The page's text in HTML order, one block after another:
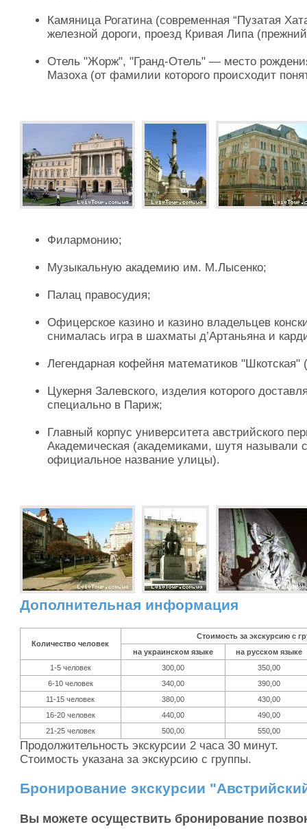
Камяница Рогатина (современная “Пузатая
железной дороги, проезд Кривая Липа
Отель "Жорж", "Гранд-Отель" — место
Мазоха (от фамилии которого происходит
Филармонию;
Музыкальную академию им. М.Лысенко;
Палац правосудия;
Офицерское казино и казино владельцев
снималась игра в шахматы д’Артаньяна и
Легендарная кофейня математиков "Шкотская"
Цукерня Залевского, изделия которого
специально в Париж;
Главный корпус университета австрийского
Академическая (академиками, шутя называли
официальное название улицы).
Дополнительная информация
Количество человек
Стоимость за экскурсию с
на украинском языке
на русском языке
1-5 человек
300,00
350,00
6-10 человек
340,00
390,00
11-15 человек
380,00
430,00
16-20 человек
440,00
490,00
21-25 человек
500,00 550,00
Продолжительность экскурсии 2 часа 30 минут.
Стоимость указана за экскурсию с группы.
Бронирование экскурсии
Вы можете осуществить бронирование